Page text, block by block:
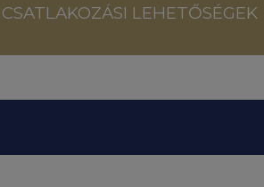
CSATLAKOZÁSI LEHETŐSÉGEK